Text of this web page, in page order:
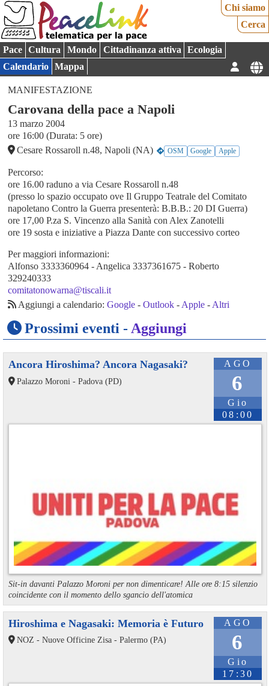
Chi siamo
Cerca
Pace Cultura Mondo Cittadinanza attiva
Ecologia
Calendario
Mappa
MANIFESTAZIONE
Carovana della pace a Napoli
13 marzo 2004
ore 16:00 (Durata: 5 ore)
Cesare Rossaroll n.48, Napoli (NA)
OSM Google Apple
Percorso:
ore 16.00 raduno a via Cesare Rossaroll n.48
(presso lo spazio occupato ove Il Gruppo Teatrale del Comitato
napoletano Contro la Guerra presenterà: B.B.B.: 20 DI Guerra)
ore 17,00 P.za S. Vincenzo alla Sanità con Alex Zanotelli
ore 19 sosta e iniziative a Piazza Dante con successivo corteo
Per maggiori informazioni:
Alfonso 3333360964 - Angelica 3337361675 - Roberto
329240333
comitatonowarna@tiscali.it
Aggiungi a calendario: Google- Outlook- Apple- Altri
Prossimi eventi - Aggiungi
AGO
6
Gio
08:00
Ancora Hiroshima? Ancora Nagasaki?
Palazzo Moroni - Padova (PD)
Sit-in davanti Palazzo Moroni per non dimenticare! Alle ore 8:15 silenzio
coincidente con il momento dello sgancio dell'atomica
AGO
6
Gio
17:30
Hiroshima e Nagasaki: Memoria è Futuro
NOZ - Nuove Officine Zisa - Palermo (PA)